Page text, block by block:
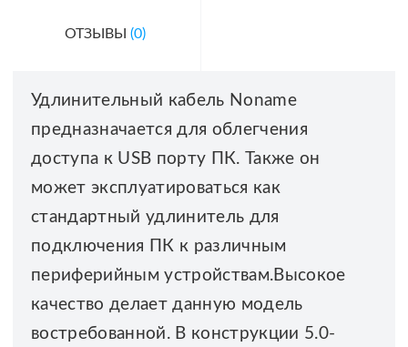
ОТЗЫВЫ (0)
Удлинительный кабель Noname
предназначается для облегчения
доступа к USB порту ПК. Также он
может эксплуатироваться как
стандартный удлинитель для
подключения ПК к различным
периферийным устройствам.Высокое
качество делает данную модель
востребованной. В конструкции 5.0-